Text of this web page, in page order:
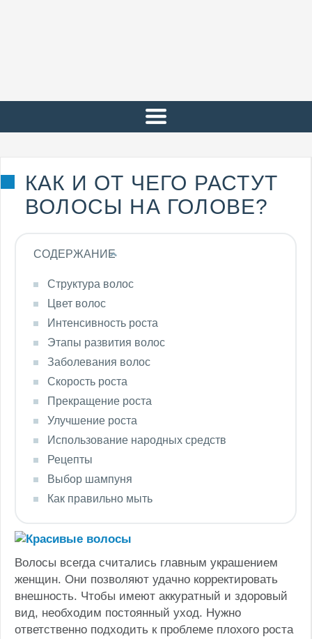
КАК И ОТ ЧЕГО РАСТУТ
ВОЛОСЫ НА ГОЛОВЕ?
СОДЕРЖАНИЕ
Структура волос
Цвет волос
Интенсивность роста
Этапы развития волос
Заболевания волос
Скорость роста
Прекращение роста
Улучшение роста
Использование народных средств
Рецепты
Выбор шампуня
Как правильно мыть
Волосы всегда считались главным украшением
женщин. Они позволяют удачно корректировать
внешность. Чтобы имеют аккуратный и здоровый
вид, необходим постоянный уход. Нужно
ответственно подходить к проблеме плохого роста